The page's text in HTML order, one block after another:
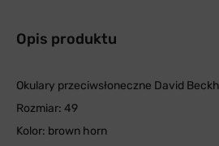
Opis produktu
Okulary przeciwsłoneczne David
Rozmiar: 49
Kolor: brown horn